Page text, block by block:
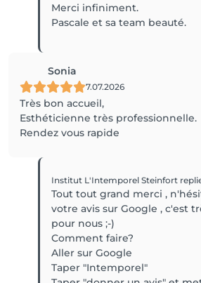
Merci infiniment.
Pascale et sa team beauté.
Sonia
7.07.2026
Très bon accueil,
Esthéticienne très professionnelle.
Rendez vous rapide
Institut L'Intemporel Steinfort
Tout tout grand merci ,
votre avis sur Google , c'est
pour nous ;-)
Comment faire?
Aller sur Google
Taper "Intemporel"